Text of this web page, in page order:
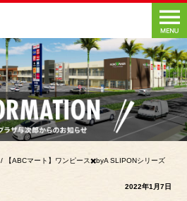
/ 【ABCマート】ワンピース✖️byA SLIPONシリーズ
2022年1月7日